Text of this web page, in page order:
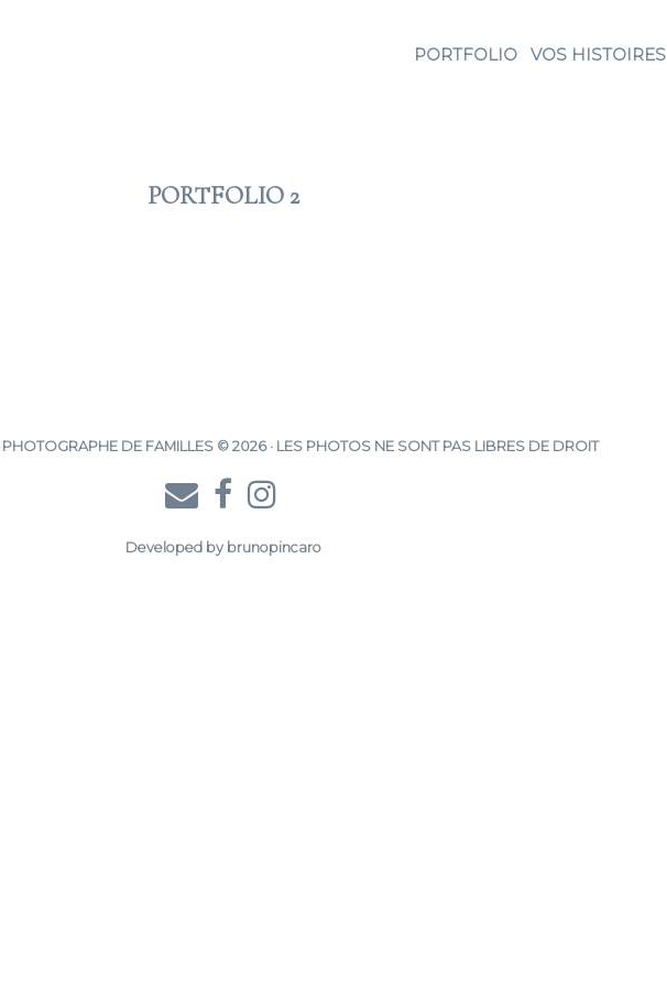
PORTFOLIO VOS HISTOIRES
PORTFOLIO 2
DE FAMILLES © 2026 · LES PHOTOS NE SONT PAS LIBRES DE DROIT
Developed by brunopincaro